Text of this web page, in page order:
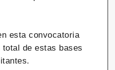
esta convocatoria
de estas bases